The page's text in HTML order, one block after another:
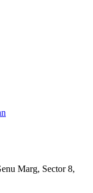
Marg, Sector 8,